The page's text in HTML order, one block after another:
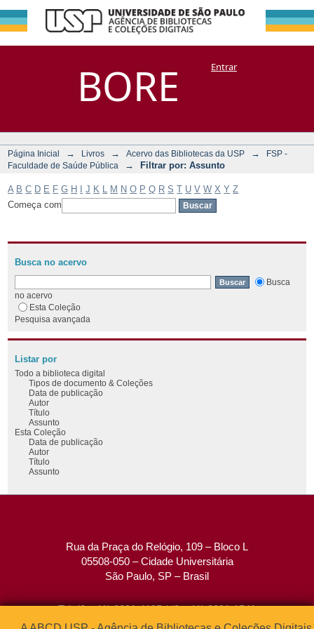
BORE
Filtrar por:
Assunto
DSpace/Manakin + CoriscoEntrar
Página Inicial → Livros → Acervo das Bibliotecas da USP →
FSP -
Faculdade de Saúde Pública
→ Filtrar por: Assunto
A B C D E F G H J K M N O P Q R S T U V W X Y Z
Começa com
Busca no acervo
Busca
no acervo
Esta Coleção
Pesquisa avançada
Listar por
Todo a biblioteca digital
Tipos de documento & Coleções
Data de publicação
Autor
Título
Assunto
Esta Coleção
Data de publicação
Autor
Título
Assunto
Rua da Praça do Relógio, 109 – Bloco L
05508-050 – Cidade Universitária
São Paulo, SP – Brasil
Tel: (0xx11) 3091-4195 / (0xx11) 3091-1541
Fax: (0xx11) 3091-1567